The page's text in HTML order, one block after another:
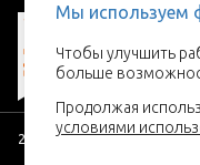
2026 © Линкер - Ваш
Мы используем
Чтобы улучшить
больше
Продолжая
условиями